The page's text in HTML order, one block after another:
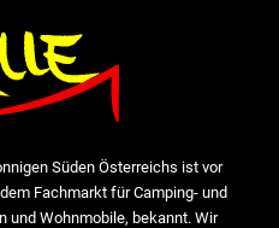
Süden Österreichs ist vor
Fachmarkt für Camping- und
und Wohnmobile, bekannt. Wir